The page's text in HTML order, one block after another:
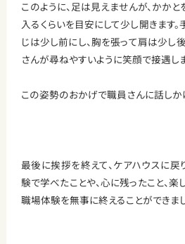
このように、足は見えませんが、かか
入るくらいを目安にして少し開きます
じは少し前にし、胸を張って肩は少し
さんが尋ねやすいように笑顔で接遇しま
この姿勢のおかげで職員さんに話しか
最後に挨拶を終えて、ケアハウスに戻
験で学べたことや、心に残ったこと、楽
職場体験を無事に終えることができま